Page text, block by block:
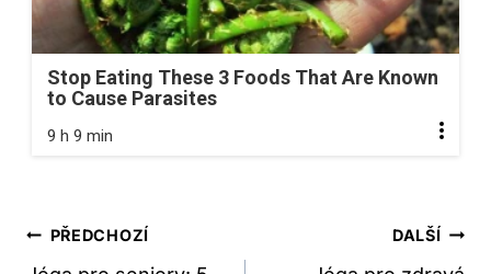
Stop Eating These 3 Foods That Are Known
to Cause Parasites
9 h 9 min
Navigace
PŘEDCHOZÍ DALŠÍ